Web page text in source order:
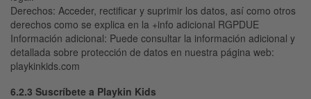
Derechos: Acceder, rectificar y suprimir los datos, así como otros
derechos como se explica en la +info adicional RGPDUE
Información adicional: Puede consultar la información adicional y
detallada sobre protección de datos en nuestra página web:
playkinkids.com
6.2.3 Suscríbete a Playkin Kids